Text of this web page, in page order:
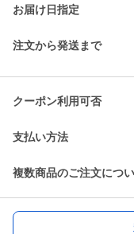
お届け日指定
注文から発送まで
クーポン利用可否
支払い方法
複数商品のご注文につ